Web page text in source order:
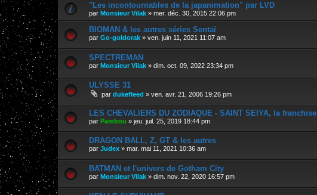
"Les incontournables de la japanimation" par LVD
par Monsieur Vilak » mer. déc. 30, 2015 22:06 pm
BIOMAN & les autres séries Sentaï
par Go-goldorak » ven. juin 11, 2021 11:07 am
SPECTREMAN
par Monsieur Vilak » dim. oct. 09, 2022 23:34 pm
ULYSSE 31
par dukefleed » ven. avr. 21, 2006 19:26 pm
LES CHEVALIERS DU ZODIAQUE - SAINT SEIYA, la franchise
par Pambou » jeu. juil. 25, 2019 18:44 pm
DRAGON BALL, Z, GT & les autres
par Judex » mar. mai 11, 2021 10:36 am
BATMAN et l'univers de Gotham City
par Monsieur Vilak » dim. nov. 22, 2020 16:57 pm